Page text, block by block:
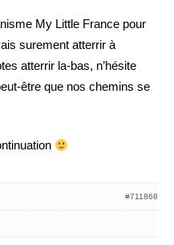
My Little France pour
surement atterrir à
atterrir la-bas, n’hésite
être que nos chemins se
#711868